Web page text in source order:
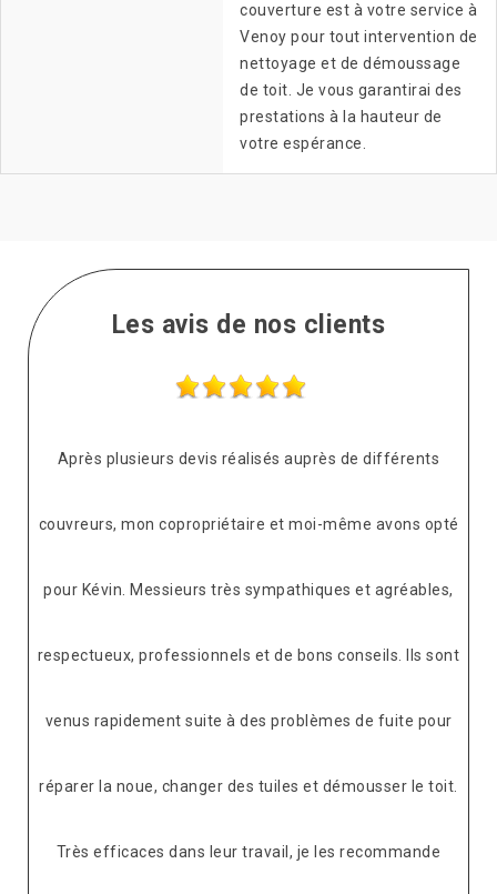
couverture est à votre service à
Venoy pour tout intervention de
nettoyage et de démoussage
de toit. Je vous garantirai des
prestations à la hauteur de
votre espérance.
Les avis de nos clients
Après plusieurs devis réalisés auprès de différents
couvreurs, mon copropriétaire et moi-même avons opté
pour Kévin. Messieurs très sympathiques et agréables,
respectueux, professionnels et de bons conseils. Ils sont
venus rapidement suite à des problèmes de fuite pour
réparer la noue, changer des tuiles et démousser le toit.
Très efficaces dans leur travail, je les recommande